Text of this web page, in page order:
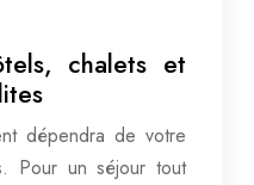
chalets et
dépendra de votre
Pour un séjour tout